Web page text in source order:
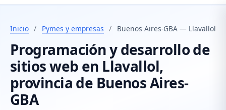
Inicio / Pymes y empresas / Buenos Aires-GBA — Llavallol
Programación y desarrollo de
sitios web en Llavallol,
provincia de Buenos Aires-
GBA